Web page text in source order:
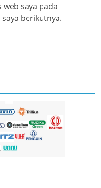
web saya pada
berikutnya.